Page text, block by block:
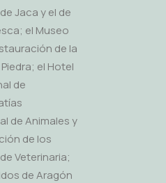
Jaca y el de
el Museo
de la
el Hotel
de
de Animales y
de los
Veterinaria;
de Aragón